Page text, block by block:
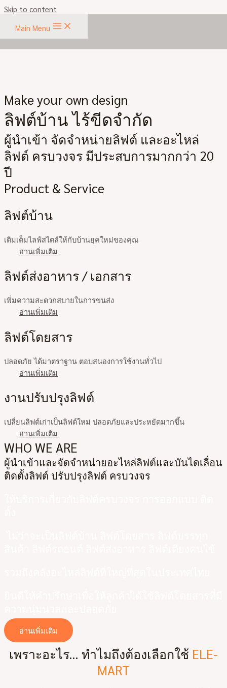
Skip to content
Main Menu
Make your own design
ลิฟต์บ้าน ไร้ขีดจำกัด
ผู้นำเข้า จัดจำหน่ายลิฟต์ และอะไหล่
ลิฟต์ ครบวงจร มีประสบการมากกว่า 20
ปี
Product & Service
ลิฟต์บ้าน
เติมเต็มไลฟ์สไตล์ให้กับบ้านยุคใหม่ของคุณ
อ่านเพิ่มเติม
ลิฟต์ส่งอาหาร / เอกสาร
เพิ่มความสะดวกสบายในการขนส่ง
อ่านเพิ่มเติม
ลิฟต์โดยสาร
ปลอดภัย ได้มาตราฐาน ตอบสนองการใช้งานทั่วไป
อ่านเพิ่มเติม
งานปรับปรุงลิฟต์
เปลี่ยนลิฟต์เก่าเป็นลิฟต์ใหม่ ปลอดภัยและประหยัดมากขึ้น
อ่านเพิ่มเติม
WHO WE ARE
ผู้นำเข้าและจัดจำหน่ายอะไหล่ลิฟต์และบันไดเลื่อน
ติดตั้งลิฟต์ ปรับปรุงลิฟต์ ครบวงจร
อ่านเพิ่มเติม
เพราะอะไร… ทำไมถึงต้องเลือกใช้ ELE-
MART